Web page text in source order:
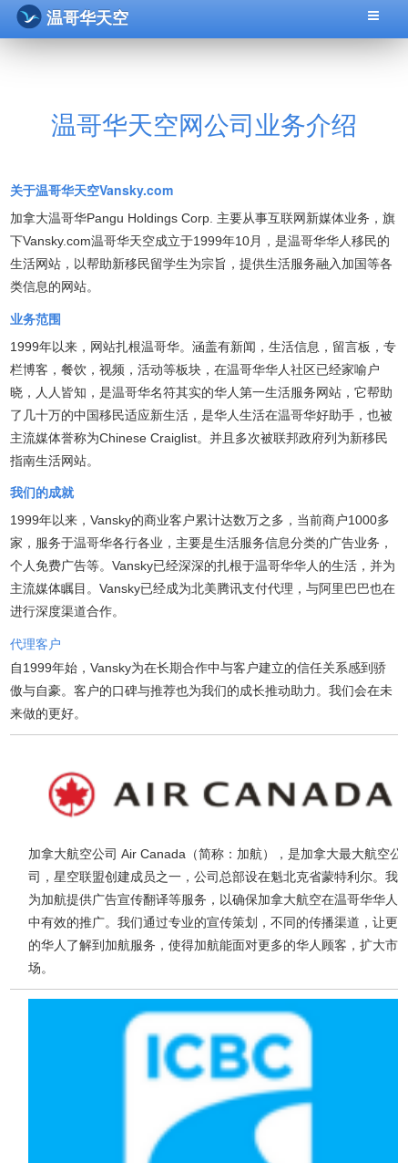
温哥华天空
温哥华天空网公司业务介绍
关于温哥华天空Vansky.com
加拿大温哥华Pangu Holdings Corp. 主要从事互联网新媒体业务，旗
下Vansky.com温哥华天空成立于1999年10月，是温哥华华人移民的
生活网站，以帮助新移民留学生为宗旨，提供生活服务融入加国等各
类信息的网站。
业务范围
1999年以来，网站扎根温哥华。涵盖有新闻，生活信息，留言板，专
栏博客，餐饮，视频，活动等板块，在温哥华华人社区已经家喻户
晓，人人皆知，是温哥华名符其实的华人第一生活服务网站，它帮助
了几十万的中国移民适应新生活，是华人生活在温哥华好助手，也被
主流媒体誉称为Chinese Craiglist。并且多次被联邦政府列为新移民
指南生活网站。
我们的成就
1999年以来，Vansky的商业客户累计达数万之多，当前商户1000多
家，服务于温哥华各行各业，主要是生活服务信息分类的广告业务，
个人免费广告等。Vansky已经深深的扎根于温哥华华人的生活，并为
主流媒体瞩目。Vansky已经成为北美腾讯支付代理，与阿里巴巴也在
进行深度渠道合作。
代理客户
自1999年始，Vansky为在长期合作中与客户建立的信任关系感到骄
傲与自豪。客户的口碑与推荐也为我们的成长推动助力。我们会在未
来做的更好。
加拿大航空公司 Air Canada（简称：加航），是加拿大最大航空公
司，星空联盟创建成员之一，公司总部设在魁北克省蒙特利尔。我
为加航提供广告宣传翻译等服务，以确保加拿大航空在温哥华华人
中有效的推广。我们通过专业的宣传策划，不同的传播渠道，让更
的华人了解到加航服务，使得加航能面对更多的华人顾客，扩大市
场。